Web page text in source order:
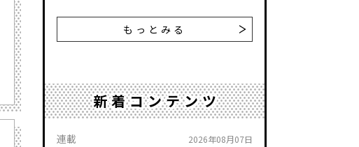
もっとみる
新着コンテンツ
連載 2026年08月07日